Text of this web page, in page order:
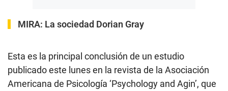
MIRA: La sociedad Dorian Gray
Esta es la principal conclusión de un estudio
publicado este lunes en la revista de la Asociación
Americana de Psicología ‘Psychology and Agin’, que